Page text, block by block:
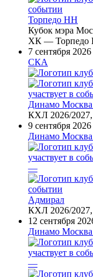
Торпедо НН
Кубок мэра
ХК — Торпедо
7 сентября 2026
СКА
Динамо
КХЛ 2026/
9 сентября 2026
Динамо
—
Адмирал
КХЛ 2026/
12 сентября
Динамо
—